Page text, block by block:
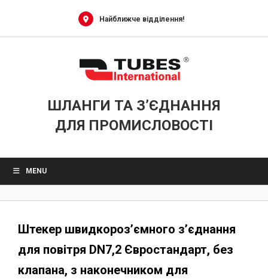
Найближче відділення!
ШЛАНГИ ТА З’ЄДНАННЯ
ДЛЯ ПРОМИСЛОВОСТІ
MENU
Штекер швидкороз’ємного з’єднання
для повітря DN7,2 Євростандарт, без
клапана, з наконечником для